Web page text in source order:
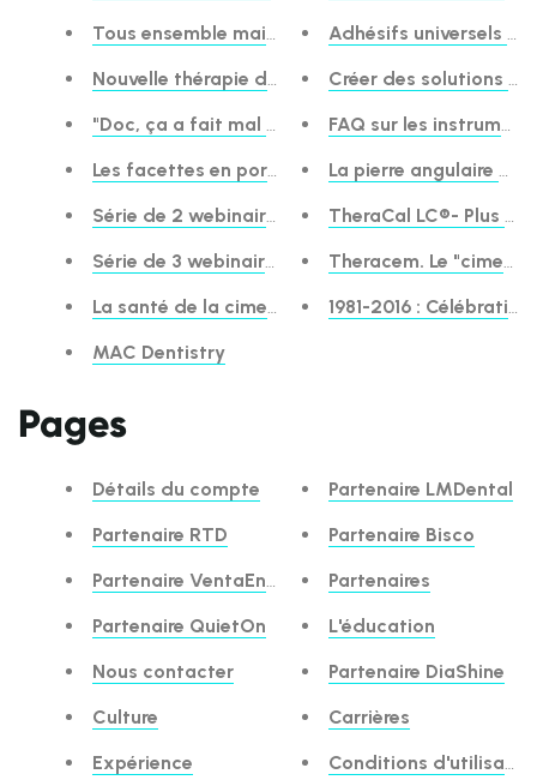
Tous ensemble maintenant : Explorer la
Nouvelle thérapie de la pulpe vitale pour les
"Doc, ça a fait mal et c'est tombé" Combattre
Les facettes en porcelaine : une prévisibilité
Série de 2 webinaires GRATUITS SUR
Série de 3 webinaires GRATUITS SUR
La santé de la cimentation. Une cimentation
MAC Dentistry
Adhésifs universels -
FAQ sur les
La pierre angulaire
TheraCal LC®- Plus
Theracem. Le
1981-2016 :
Pages
Détails du compte
Partenaire RTD
Partenaire VentaEndo
Partenaire QuietOn
Nous contacter
Culture
Expérience
Partenaire LMDental
Partenaire Bisco
Partenaires
L'éducation
Partenaire DiaShine
Carrières
Conditions